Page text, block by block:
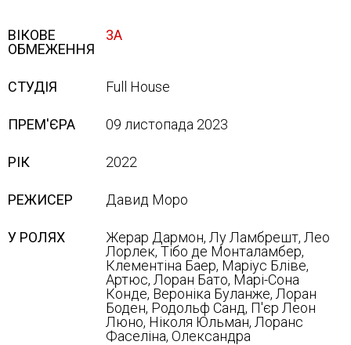
ВІКОВЕ
ОБМЕЖЕННЯ
3А
СТУДІЯ Full House
ПРЕМ'ЄРА 09 листопада 2023
РІК 2022
РЕЖИСЕР Давид Моро
У РОЛЯХ
Жерар Дармон, Лу Ламбрешт, Лео
Лорлек, Тібо де Монталамбер,
Клементіна Баер, Маріус Бліве,
Артюс, Лоран Бато, Марі-Сона
Конде, Вероніка Буланже, Лоран
Боден, Родольф Санд, П'єр Леон
Люно, Ніколя Юльман, Лоранс
Фаселіна, Олександра